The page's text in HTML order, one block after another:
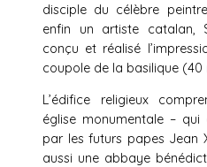
disciple du célèbre
enfin un artiste catalan,
conçu et réalisé
coupole de la basilique
L’édifice religieux
église monumentale –
par les futurs papes Jean
aussi une abbaye